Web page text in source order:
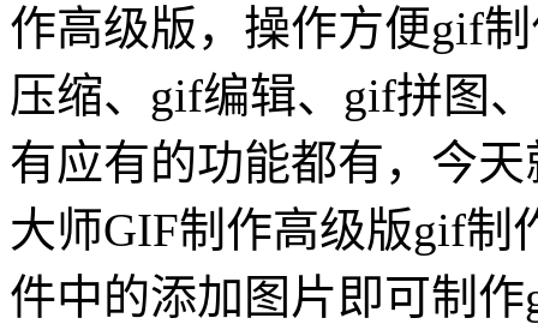
作高级版，操作方便gif
压缩、gif编辑、gif拼图
有应有的功能都有，今
大师GIF制作高级版gif制
件中的添加图片即可制